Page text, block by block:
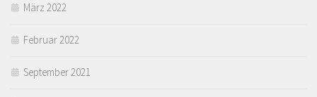
März 2022
Februar 2022
September 2021